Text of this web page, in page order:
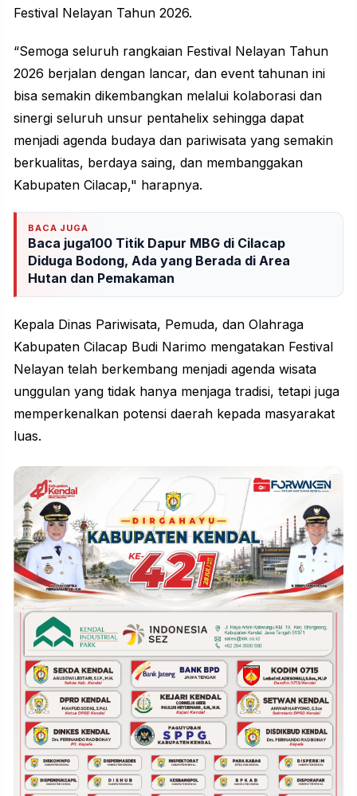
Festival Nelayan Tahun 2026.
“Semoga seluruh rangkaian Festival Nelayan Tahun
2026 berjalan dengan lancar, dan event tahunan ini
bisa semakin dikembangkan melalui kolaborasi dan
sinergi seluruh unsur pentahelix sehingga dapat
menjadi agenda budaya dan pariwisata yang semakin
berkualitas, berdaya saing, dan membanggakan
Kabupaten Cilacap," harapnya.
BACA JUGA
Baca juga100 Titik Dapur MBG di Cilacap
Diduga Bodong, Ada yang Berada di Area
Hutan dan Pemakaman
Kepala Dinas Pariwisata, Pemuda, dan Olahraga
Kabupaten Cilacap Budi Narimo mengatakan Festival
Nelayan telah berkembang menjadi agenda wisata
unggulan yang tidak hanya menjaga tradisi, tetapi juga
memperkenalkan potensi daerah kepada masyarakat
luas.